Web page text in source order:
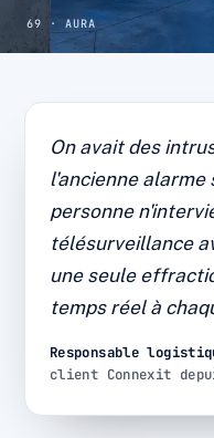
69 · AURA
Entrepôt
intrusion
Détection certifiée,
supervision 24/7.
l'équipe interne
0 18
24-7
On avait des
l'ancienne alarme
personne
télésurveillance
une seule
temps réel à
Responsable
client Connexit